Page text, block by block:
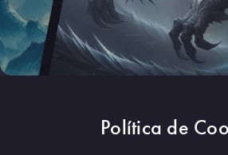
Política de